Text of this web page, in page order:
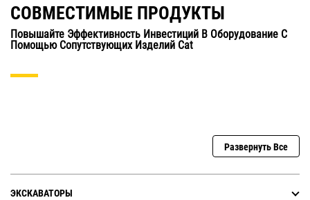
СОВМЕСТИМЫЕ ПРОДУКТЫ
Повышайте Эффективность Инвестиций В Оборудование С
Помощью Сопутствующих Изделий Cat
Развернуть Все
ЭКСКАВАТОРЫ